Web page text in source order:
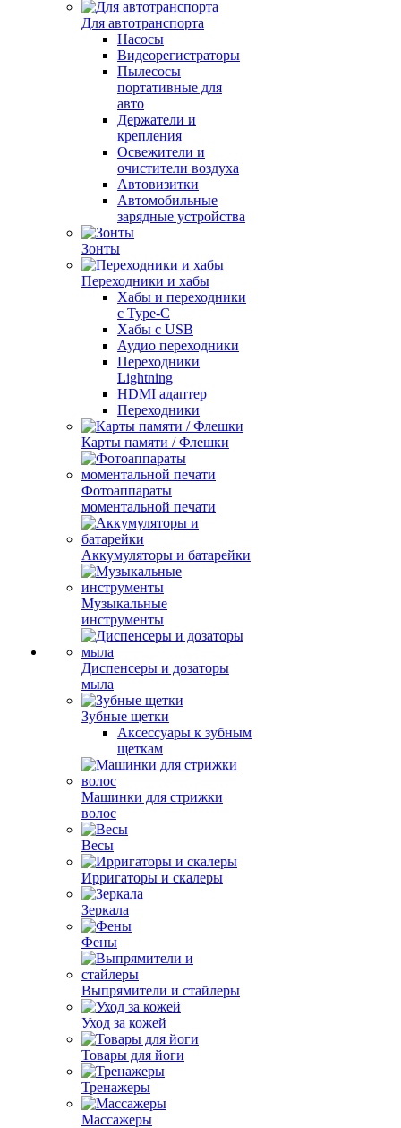
Для автотранспорта
Насосы
Видеорегистраторы
Пылесосы
портативные для
авто
Держатели и
крепления
Освежители и
очистители воздуха
Автовизитки
Автомобильные
зарядные устройства
Зонты
Переходники и хабы
Хабы и переходники
с Type-C
Хабы с USB
Аудио переходники
Переходники
Lightning
HDMI адаптер
Переходники
Карты памяти / Флешки
Фотоаппараты
моментальной печати
Аккумуляторы и батарейки
Музыкальные
инструменты
Диспенсеры и дозаторы
мыла
Зубные щетки
Аксессуары к зубным
щеткам
Машинки для стрижки
волос
Весы
Ирригаторы и скалеры
Зеркала
Фены
Выпрямители и стайлеры
Уход за кожей
Товары для йоги
Тренажеры
Массажеры